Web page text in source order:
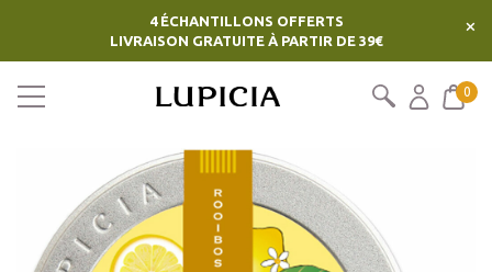
4 ÉCHANTILLONS OFFERTS
LIVRAISON GRATUITE À PARTIR DE 39€
×
0